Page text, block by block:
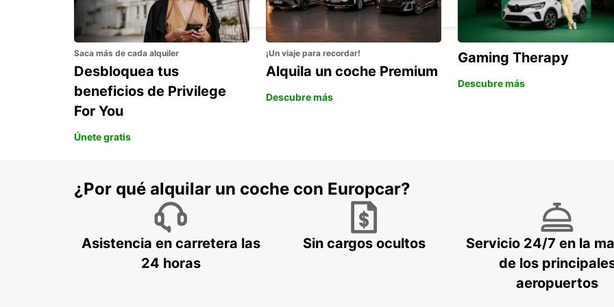
LODI - ITALY ASSAGO - ITALY
Saca más de cada alquiler
Desbloquea tus
beneficios de Privilege
For You
Únete gratis
¡Un viaje para recordar!
Alquila un coche Premium
Descubre más
Gaming Therapy
Descubre más
¿Por qué alquilar un coche con Europcar?
Asistencia en carretera las
24 horas
Sin cargos ocultos
Servicio 24/7 en la
de los
aeropuertos